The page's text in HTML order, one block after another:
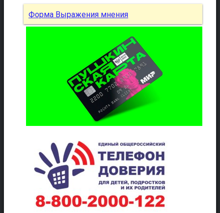
Форма Выражения мнения